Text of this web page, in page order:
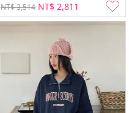
NT$ 3,514 NT$ 2,811